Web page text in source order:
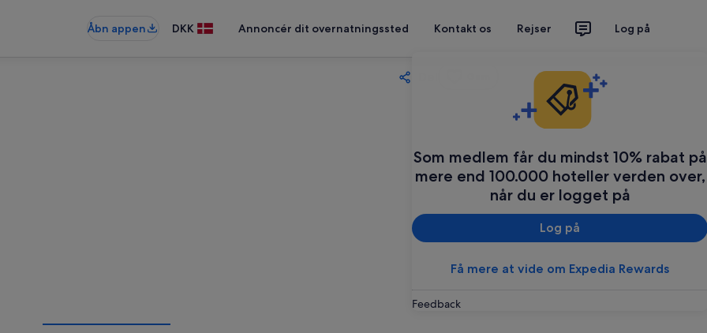
Åbn appen DKK Annoncér dit overnatningssted Kontakt os Rejser Log på
Som medlem får du mindst 10% rabat på
mere end 100.000 hoteller verden over,
når du er logget på
Log på
Få mere at vide om Expedia Rewards
Feedback